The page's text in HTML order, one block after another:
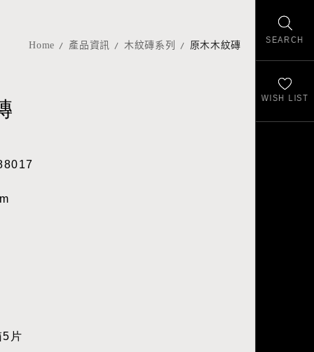
SEARCH
WISH LIST
Home 產品資訊 木紋磚系列 原木木紋磚
5片